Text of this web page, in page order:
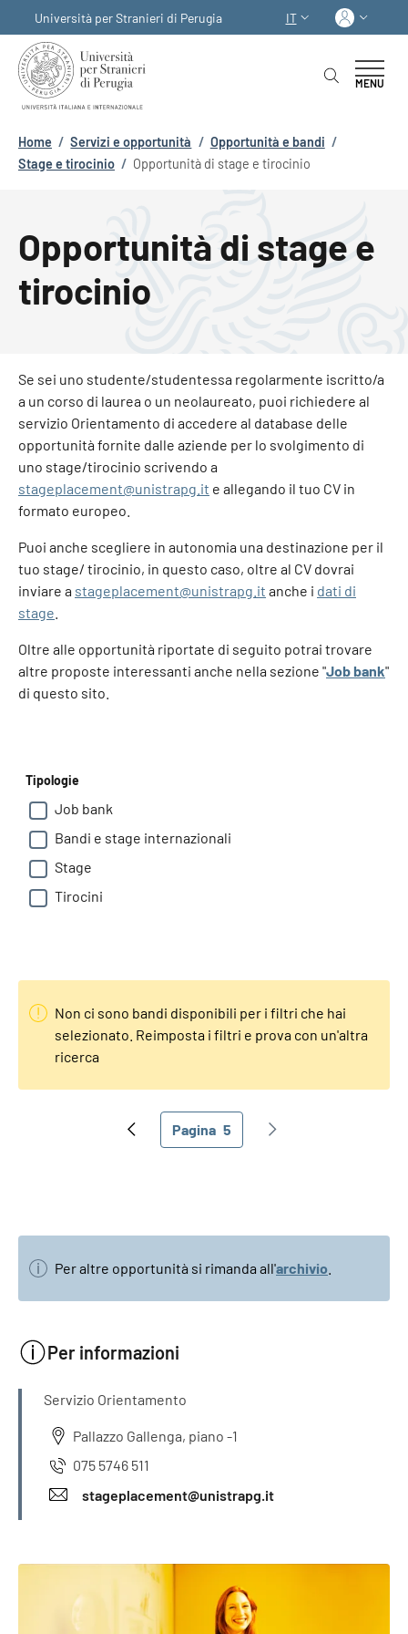
Università per Stranieri di Perugia
SELETTORE LINGUA:
IT
MENU
Briciole di pane
Home / Servizi e opportunità / Opportunità e bandi /
Stage e tirocinio / Opportunità di stage e tirocinio
Opportunità di stage e
tirocinio
Se sei uno studente/studentessa regolarmente iscritto/a
a un corso di laurea o un neolaureato, puoi richiedere al
servizio Orientamento di accedere al database delle
opportunità fornite dalle aziende per lo svolgimento di
uno stage/tirocinio scrivendo a
stageplacement@unistrapg.it e allegando il tuo CV in
formato europeo.
Puoi anche scegliere in autonomia una destinazione per il
tuo stage/ tirocinio, in questo caso, oltre al CV dovrai
inviare a stageplacement@unistrapg.it anche i dati di
stage
Oltre alle opportunità riportate di seguito potrai trovare
altre proposte interessanti anche nella sezione "Job bank"
di questo sito.
Tipologie
Job bank
Bandi e stage internazionali
Stage
Tirocini
Non ci sono bandi disponibili per i filtri che hai
selezionato. Reimposta i filtri e prova con un'altra
ricerca
Paginazione
Pagina precedente
Pagina attuale
Pagina 5
Pagina successiva
Per altre opportunità si rimanda all'archivio
Per informazioni
INFORMAZIONI
Servizio Orientamento
Pallazzo Gallenga, piano -1
075 5746 511
stageplacement@unistrapg.it